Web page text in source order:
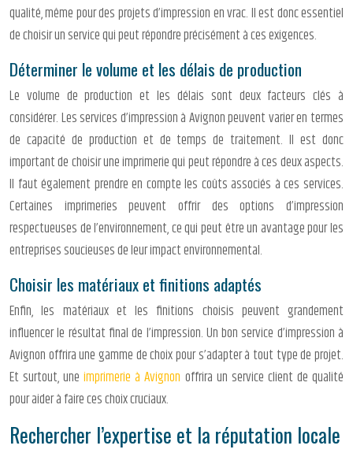
qualité, même pour des projets d’impression en vrac. Il est donc essentiel
de choisir un service qui peut répondre précisément à ces exigences.
Déterminer le volume et les délais de production
Le volume de production et les délais sont deux facteurs clés à
considérer. Les services d’impression à Avignon peuvent varier en termes
de capacité de production et de temps de traitement. Il est donc
important de choisir une imprimerie qui peut répondre à ces deux aspects.
Il faut également prendre en compte les coûts associés à ces services.
Certaines imprimeries peuvent offrir des options d’impression
respectueuses de l’environnement, ce qui peut être un avantage pour les
entreprises soucieuses de leur impact environnemental.
Choisir les matériaux et finitions adaptés
Enfin, les matériaux et les finitions choisis peuvent grandement
influencer le résultat final de l’impression. Un bon service d’impression à
Avignon offrira une gamme de choix pour s’adapter à tout type de projet.
Et surtout, uneimprimerie à Avignon offrira un service client de qualité
pour aider à faire ces choix cruciaux.
Rechercher l’expertise et la réputation locale